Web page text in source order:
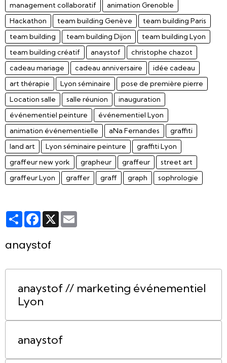
management collaboratif
animation Grenoble
Hackathon
team building Genève
team building Paris
team building
team building Dijon
team building Lyon
team building créatif
anaystof
christophe chazot
cadeau mariage
cadeau anniversaire
idée cadeau
art thérapie
Lyon séminaire
pose de première pierre
Location salle
salle réunion
inauguration
événementiel peinture
événementiel Lyon
animation événementielle
aNa Fernandes
graffiti
land art
Lyon séminaire peinture
graffiti Lyon
graffeur new york
grapheur graffeur
street art
graffeur Lyon
graffer graff graph sophrologie
PartagerFacebook
X
anaystof
anaystof // marketing événementiel
Lyon
anaystof